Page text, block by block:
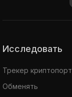
Исследовать
Трекер
Обменять